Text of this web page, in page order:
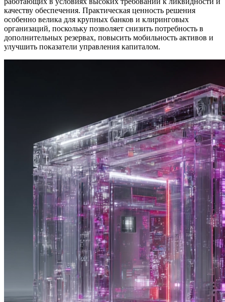
качеству обеспечения. Практическая ценность решения
особенно велика для крупных банков и клиринговых
организаций, поскольку позволяет снизить потребность в
дополнительных резервах, повысить мобильность активов и
улучшить показатели управления капиталом.